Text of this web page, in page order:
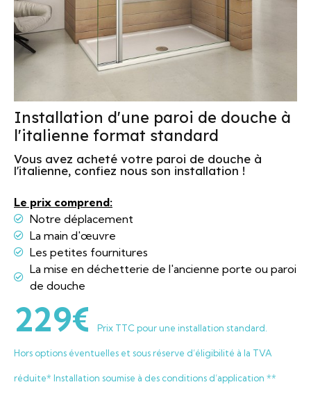
Installation d'une paroi de douche à
l'italienne format standard
Vous avez acheté votre paroi de douche à
l'italienne, confiez nous son installation !
Le prix comprend:
Notre déplacement
La main d'œuvre
Les petites fournitures
La mise en déchetterie de l'ancienne porte ou paroi
de douche
229€ Prix TTC pour une installation standard.
Hors options éventuelles et sous réserve d’éligibilité à la TVA
réduite* Installation soumise à des conditions d’application **